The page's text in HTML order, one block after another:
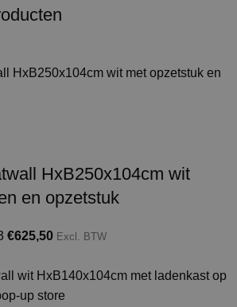
HxB250x104cm wit
en opzetstuk
€625,50 Excl. BTW